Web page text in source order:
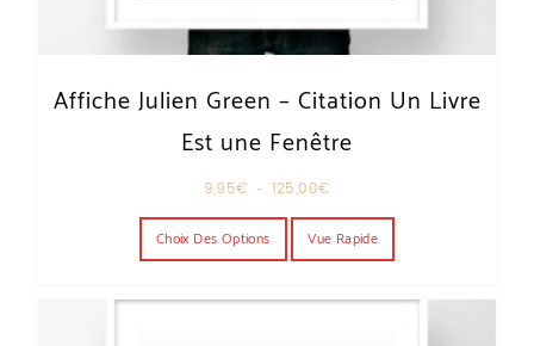
Affiche Julien Green – Citation Un Livre
Est une Fenêtre
9,95€ – 125,00€
Choix Des Options
Ce produit a plusieurs variations. Les
Vue Rapide